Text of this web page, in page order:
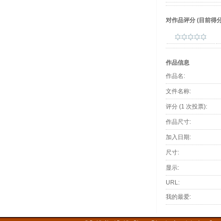
对作品评分(目前得
作品信息
作品名:
文件名称:
评分 (1 次投票):
作品尺寸:
加入日期:
尺寸:
显示:
URL:
我的最爱: